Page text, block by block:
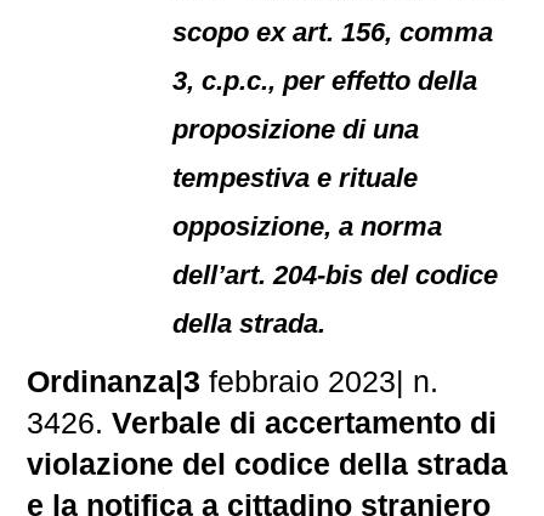
scopo ex art. 156, comma
3, c.p.c., per effetto della
proposizione di una
tempestiva e rituale
opposizione, a norma
dell’art. 204-bis del codice
della strada.
Ordinanza|3 febbraio 2023| n.
3426.Verbale di accertamento di
violazione del codice della strada
e la notifica a cittadino straniero